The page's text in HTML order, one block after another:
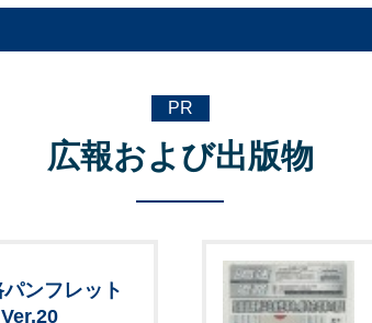
PR
広報および出版物
ンフレット